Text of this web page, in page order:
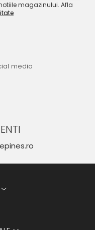
magazinului. Afla
media